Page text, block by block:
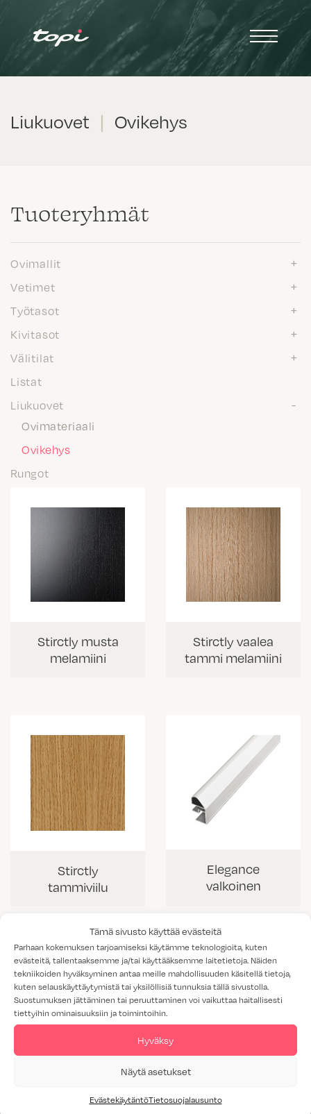
Tämä sivusto käyttää evästeitä
Parhaan kokemuksen tarjoamiseksi käytämme teknologioita, kuten
evästeitä, tallentaaksemme ja/tai käyttääksemme laitetietoja. Näiden
tekniikoiden hyväksyminen antaa meille mahdollisuuden käsitellä tietoja,
kuten selauskäyttäytymistä tai yksilöllisiä tunnuksia tällä sivustolla.
Suostumuksen jättäminen tai peruuttaminen voi vaikuttaa haitallisesti
tiettyihin ominaisuuksiin ja toimintoihin.
Hyväksy
Näytä asetukset
EvästekäytäntöTietosuojalausunto
Liukuovet | Ovikehys
Tuote­ryhmät
Ovimallit
Vetimet
Työtasot
Kivitasot
Välitilat
Listat
Liukuovet
Ovimateriaali
Ovikehys
Rungot
Stirctly musta
melamiini
Stirctly vaalea
tammi melamiini
Stirctly
tammiviilu
Elegance
valkoinen
Elegance pronssi Elegance alumiini